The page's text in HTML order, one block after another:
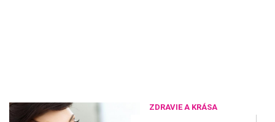
ZDRAVIE A KRÁSA